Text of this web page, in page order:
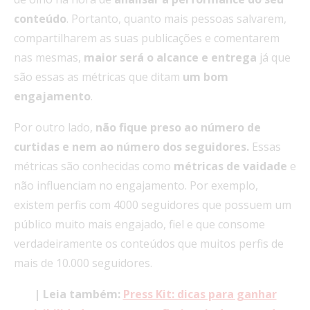
conteúdo. Portanto, quanto mais pessoas salvarem,
compartilharem as suas publicações e comentarem
nas mesmas, maior será o alcance e entrega já que
são essas as métricas que ditam um bom
engajamento.
Por outro lado, não fique preso ao número de
curtidas e nem ao número dos seguidores. Essas
métricas são conhecidas como métricas de vaidade e
não influenciam no engajamento. Por exemplo,
existem perfis com 4000 seguidores que possuem um
público muito mais engajado, fiel e que consome
verdadeiramente os conteúdos que muitos perfis de
mais de 10.000 seguidores.
| Leia também: Press Kit: dicas para ganhar